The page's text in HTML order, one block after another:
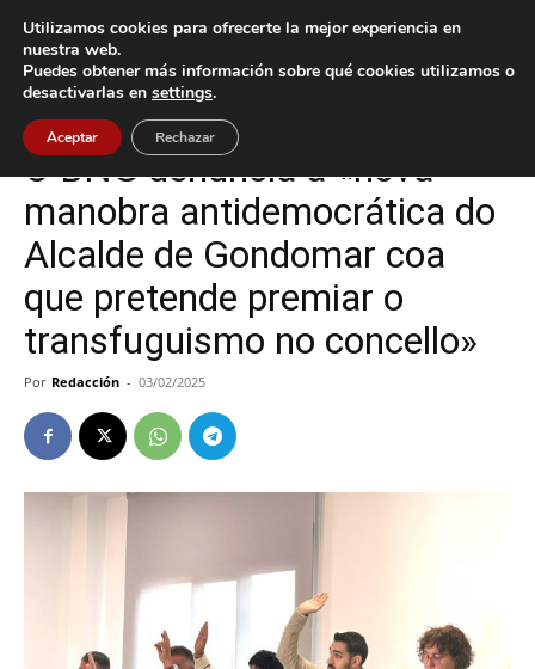
Inicio Gondomar
Gondomar
O BNG denuncia a «nova
manobra antidemocrática do
Alcalde de Gondomar coa
que pretende premiar o
transfuguismo no concello»
Por Redacción - 03/02/2025
Utilizamos cookies para ofrecerte la mejor experiencia en
nuestra web.
Puedes obtener más información sobre qué cookies utilizamos o
desactivarlas en settings.
Aceptar Rechazar